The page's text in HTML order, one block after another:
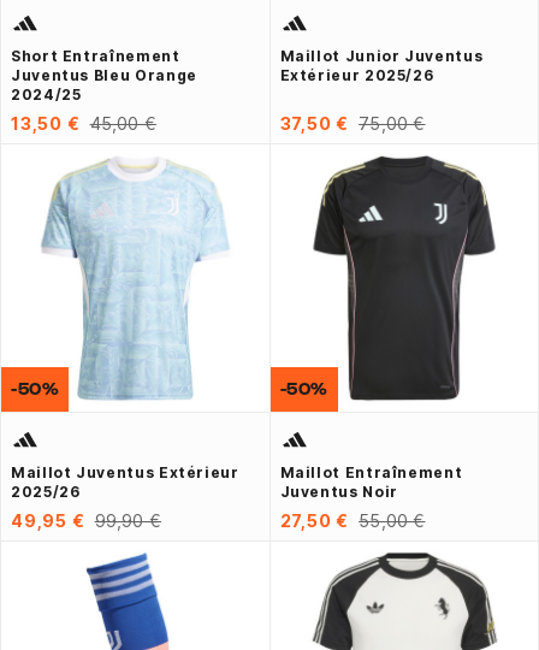
Short Entraînement
Juventus Bleu Orange
2024/25
13,50 € 45,00 €
Maillot Junior Juventus
Extérieur 2025/26
37,50 € 75,00 €
Maillot Juventus Extérieur
2025/26
49,95 € 99,90 €
-50%
Maillot Entraînement
Juventus Noir
27,50 € 55,00 €
-50%